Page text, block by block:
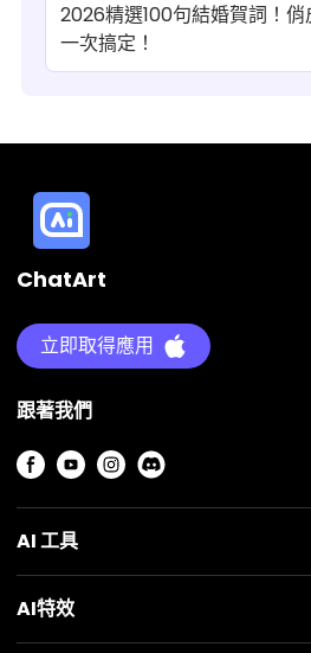
2026精選100句結婚賀詞！俏
一次搞定！
ChatArt
立即取得應用
跟著我們
AI 工具
AI特效